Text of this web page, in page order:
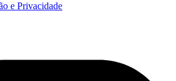
e Privacidade